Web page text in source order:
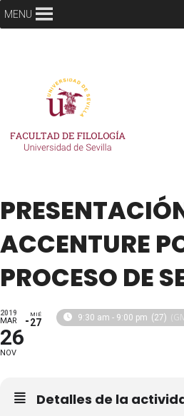
MENU
ACCENTURE
PROCESO DE
2019
MAR
26
NOV
MIÉ
27 9:30 am - 9:00 pm (27)
Detalles de la